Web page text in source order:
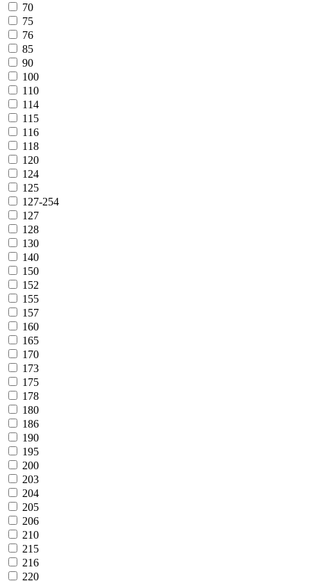
70
75
76
85
90
100
110
114
115
116
118
120
124
125
127-254
127
128
130
140
150
152
155
157
160
165
170
173
175
178
180
186
190
195
200
203
204
205
206
210
215
216
220